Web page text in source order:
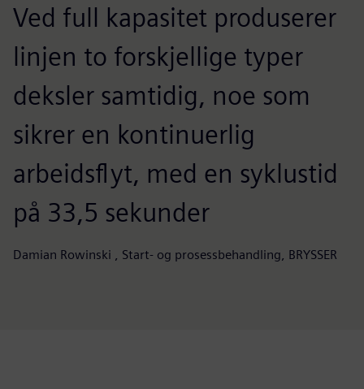
Ved full kapasitet produserer
linjen to forskjellige typer
deksler samtidig, noe som
sikrer en kontinuerlig
arbeidsflyt, med en syklustid
på 33,5 sekunder
Damian Rowinski , Start- og prosessbehandling, BRYSSER